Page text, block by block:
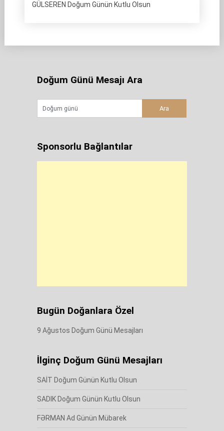
GÜLSEREN Doğum Günün Kutlu Olsun
Doğum Günü Mesajı Ara
Sponsorlu Bağlantılar
Bugün Doğanlara Özel
9 Ağustos Doğum Günü Mesajları
İlginç Doğum Günü Mesajları
SAİT Doğum Günün Kutlu Olsun
SADIK Doğum Günün Kutlu Olsun
FƏRMAN Ad Günün Mübarek